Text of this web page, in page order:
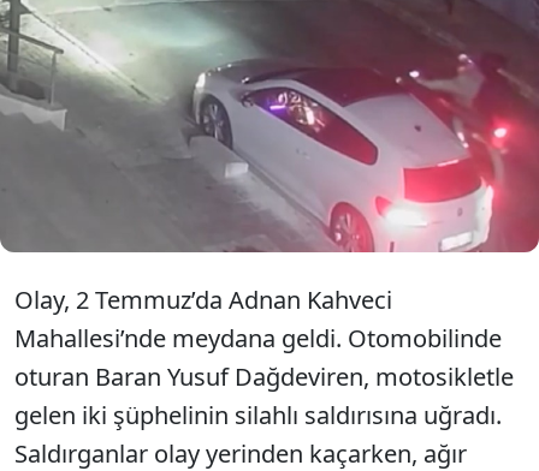
silahlı saldırının ardından kendi imkanlarıyla
hastaneye gitmeye çalışırken kaza yapan ve
hayatını kaybeden Baran Yusuf Dağdeviren’in (21)
öldürülmesine ilişkin gözaltına alınan 7 şüpheli
adliyeye sevk edildi. Saldırı anı güvenlik
kameralarına yansırken, şüphelilerden Serhat
D.’nin silahı kullandığı ve cinayeti itiraf ettiği
Olay, 2 Temmuz’da Adnan Kahveci
Mahallesi’nde meydana geldi. Otomobilinde
oturan Baran Yusuf Dağdeviren, motosikletle
gelen iki şüphelinin silahlı saldırısına uğradı.
Saldırganlar olay yerinden kaçarken, ağır